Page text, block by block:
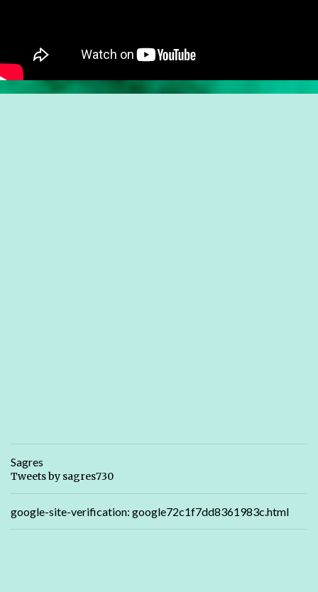
Sagres
Tweets by sagres730
google-site-verification: google72c1f7dd8361983c.html